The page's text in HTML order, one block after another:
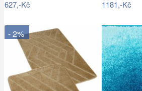
627,-Kč 1181,-Kč
- 2%